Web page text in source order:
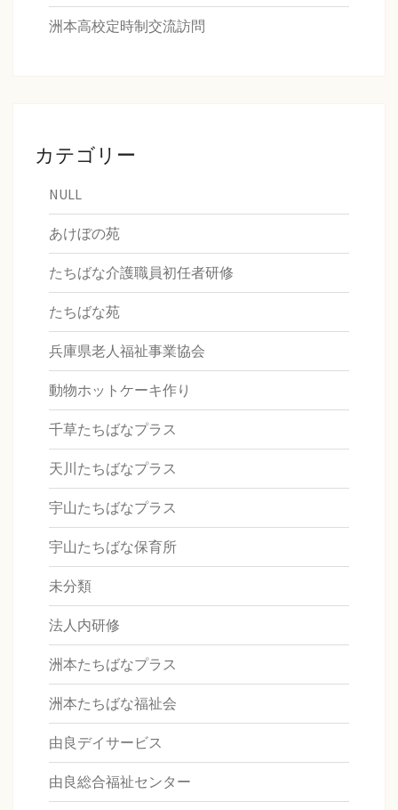
洲本高校定時制交流訪問
カテゴリー
NULL
あけぼの苑
たちばな介護職員初任者研修
たちばな苑
兵庫県老人福祉事業協会
動物ホットケーキ作り
千草たちばなプラス
天川たちばなプラス
宇山たちばなプラス
宇山たちばな保育所
未分類
法人内研修
洲本たちばなプラス
洲本たちばな福祉会
由良デイサービス
由良総合福祉センター